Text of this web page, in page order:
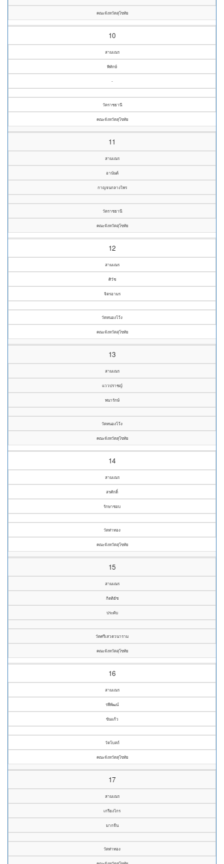
คณะจังหวัดสุโขทัย
10
สามเณร
พิทักษ์
-
วัดราชธานี
คณะจังหวัดสุโขทัย
11
สามเณร
อานันต์
กาญจนกลางไพร
วัดราชธานี
คณะจังหวัดสุโขทัย
12
สามเณร
ศิวัช
จิตรอามร
วัดหนองโว้ง
คณะจังหวัดสุโขทัย
13
สามเณร
แววปราชญ์
พนารักษ์
วัดหนองโว้ง
คณะจังหวัดสุโขทัย
14
สามเณร
สรศักดิ์
รักษาชอบ
วัดท่าทอง
คณะจังหวัดสุโขทัย
15
สามเณร
กิตติธัช
ประดับ
วัดศรีเสวตวนาราม
คณะจังหวัดสุโขทัย
16
สามเณร
รพีพัฒน์
ขันแก้ว
วัดโบสถ์
คณะจังหวัดสุโขทัย
17
สามเณร
เกรียงไกร
มากจีน
วัดท่าทอง